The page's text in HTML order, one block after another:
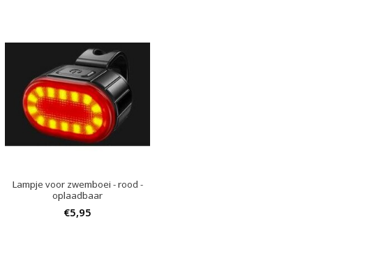
Lampje voor zwemboei - rood -
oplaadbaar
€5,95